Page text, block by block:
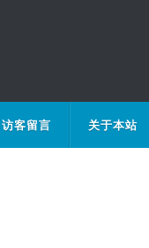
访客留言 关于本站